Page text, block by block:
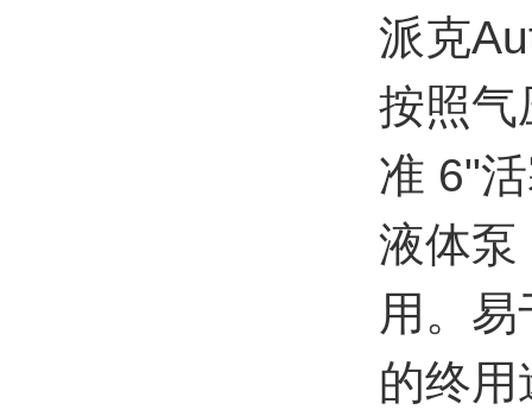
派克
按照气
准 6"
液体泵
用。
的终